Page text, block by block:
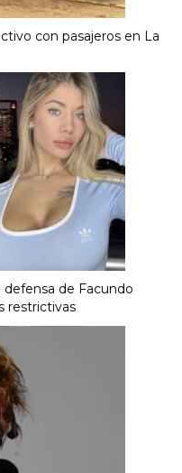
con pasajeros en La
defensa de Facundo
restrictivas